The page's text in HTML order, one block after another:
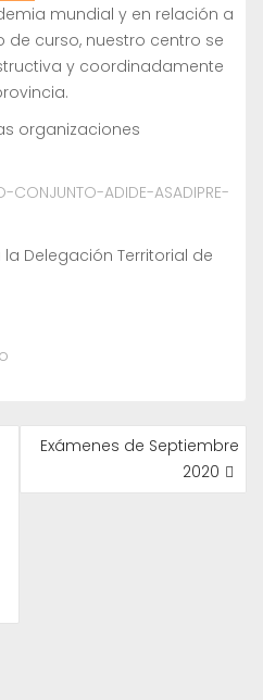
mundial y en relación a
de curso, nuestro centro se
y coordinadamente
organizaciones
ADIDE-ASADIPRE-
la Delegación Territorial de
Exámenes de Septiembre
2020